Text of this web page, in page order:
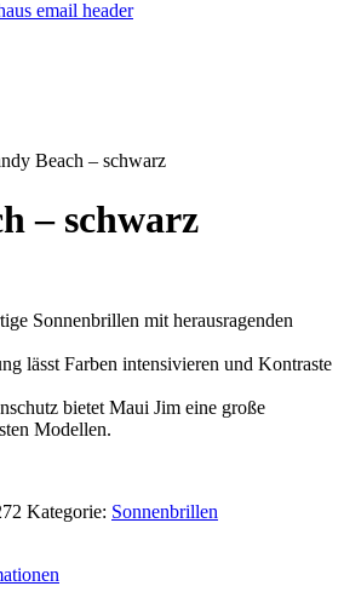
Beach – schwarz
– schwarz
Sonnenbrillen mit herausragenden
lässt Farben intensivieren und Kontraste
bietet Maui Jim eine große
Modellen.
Kategorie: Sonnenbrillen